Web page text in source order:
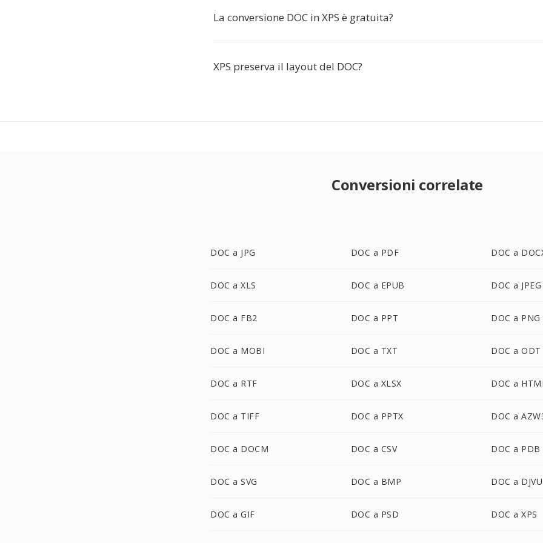
La conversione DOC in XPS è gratuita?
XPS preserva il layout del DOC?
Conversioni correlate
DOC a JPG DOC a PDF DOC a
DOC a XLS DOC a EPUB DOC a JPEG
DOC a FB2 DOC a PPT DOC a PNG
DOC a MOBI DOC a TXT DOC a ODT
DOC a RTF DOC a XLSX DOC a
DOC a TIFF DOC a PPTX DOC a
DOC a DOCM DOC a CSV DOC a PDB
DOC a SVG DOC a BMP DOC a DJVU
DOC a GIF DOC a PSD DOC a XPS